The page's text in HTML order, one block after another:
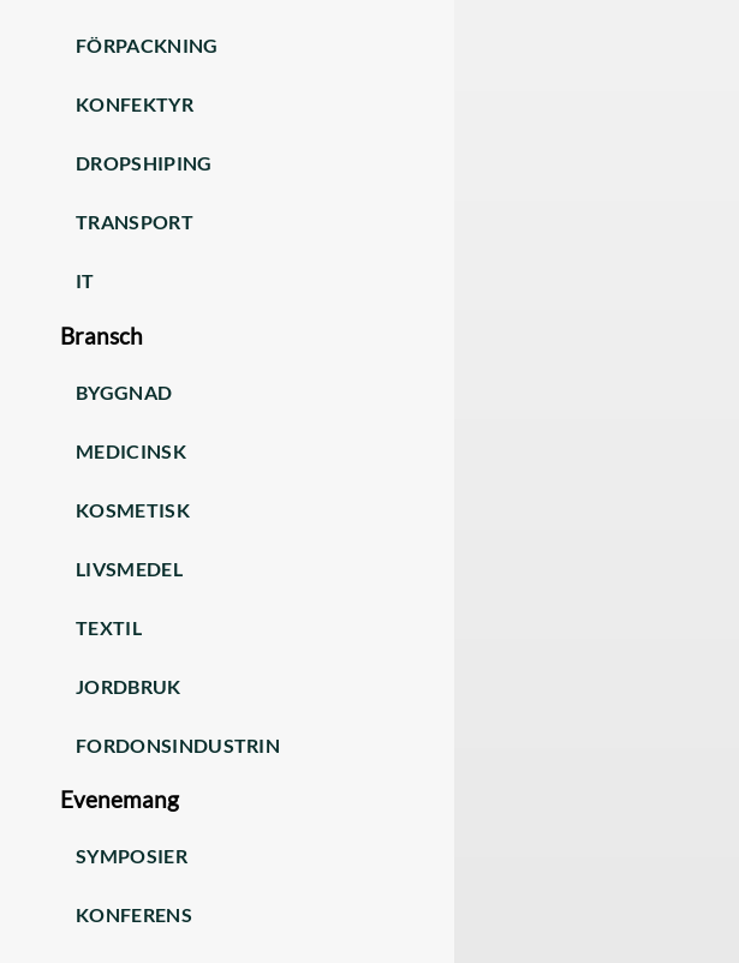
FÖRPACKNING
KONFEKTYR
DROPSHIPING
TRANSPORT
IT
Bransch
BYGGNAD
MEDICINSK
KOSMETISK
LIVSMEDEL
TEXTIL
JORDBRUK
FORDONSINDUSTRIN
Evenemang
SYMPOSIER
KONFERENS